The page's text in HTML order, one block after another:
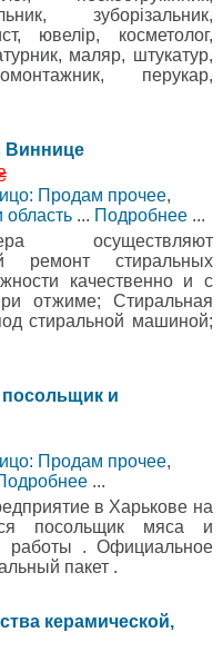
зуборізальник,
ювелір, косметолог,
маляр, штукатур,
перукар,
Виннице
Продам прочее,
область ... Подробнее ...
осуществляют
ремонт стиральных
качественно и с
отжиме; Стиральная
стиральной машиной;
и
Продам прочее,
...
в Харькове на
посольщик мяса и
работы . Официальное
пакет .
керамической,